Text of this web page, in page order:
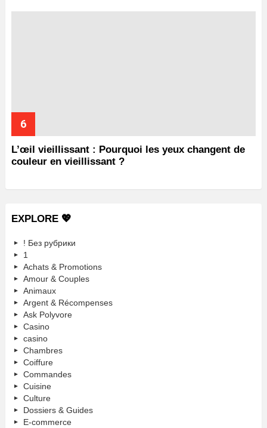
L’œil vieillissant : Pourquoi les yeux changent de
couleur en vieillissant ?
EXPLORE 💖
! Без рубрики
1
Achats & Promotions
Amour & Couples
Animaux
Argent & Récompenses
Ask Polyvore
Casino
casino
Chambres
Coiffure
Commandes
Cuisine
Culture
Dossiers & Guides
E-commerce